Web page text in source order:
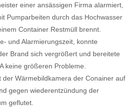
einer ansässigen Firma alarmiert,
Pumparbeiten durch das Hochwasser
Container Restmüll brennt.
und Alarmierungszeit, konnte
Brand sich vergrößert und bereitete
keine größeren Probleme.
der Wärmebildkamera der Conainer auf
gegen wiederentzündung der
geflutet.